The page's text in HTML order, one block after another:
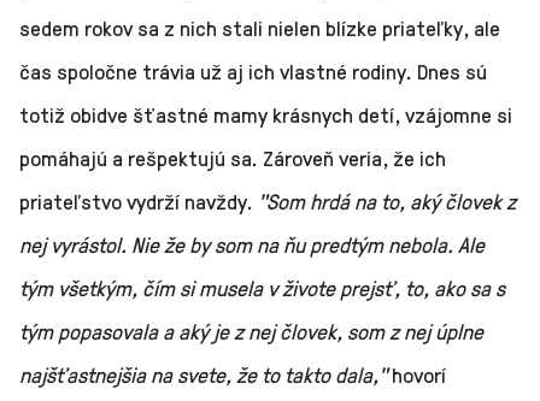
sedem rokov sa z nich stali nielen blízke priateľky, ale
čas spoločne trávia už aj ich vlastné rodiny. Dnes sú
totiž obidve šťastné mamy krásnych detí, vzájomne si
pomáhajú a rešpektujú sa. Zároveň veria, že ich
priateľstvo vydrží navždy. "Som hrdá na to, aký človek z
nej vyrástol. Nie že by som na ňu predtým nebola. Ale
tým všetkým, čím si musela v živote prejsť, to, ako sa s
tým popasovala a aký je z nej človek, som z nej úplne
najšťastnejšia na svete, že to takto dala,"hovorí